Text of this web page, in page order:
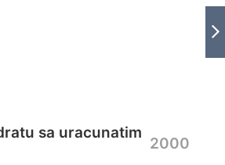
sa uracunatim
2000